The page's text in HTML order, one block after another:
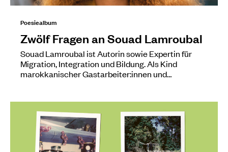
Poesiealbum
Zwölf Fragen an Souad Lamroubal
Souad Lamroubal ist Autorin sowie Expertin für
Migration, Integration und Bildung. Als Kind
marokkanischer Gastarbeiter:innen und…